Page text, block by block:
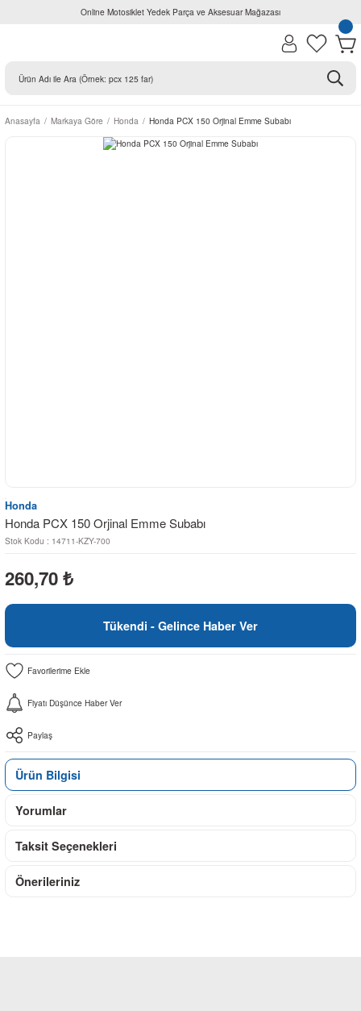
Online Motosiklet Yedek Parça ve Aksesuar Mağazası
Anasayfa Markaya Göre Honda Honda PCX 150 Orjinal Emme Subabı
Honda
Honda PCX 150 Orjinal Emme Subabı
Stok Kodu : 14711-KZY-700
260,70 ₺
Tükendi - Gelince Haber Ver
Fiyatı Düşünce Haber Ver
Paylaş
Ürün Bilgisi
Yorumlar
Taksit Seçenekleri
Önerileriniz